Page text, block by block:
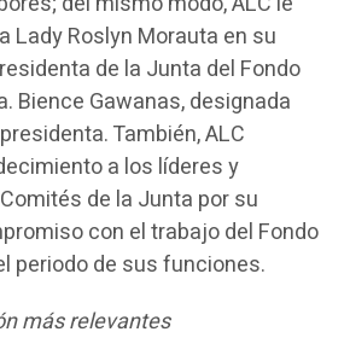
Lady Roslyn Morauta en su
de la Junta del Fondo
Bience Gawanas, designada
También, ALC
a los líderes y
de la Junta por su
con el trabajo del Fondo
periodo de sus funciones.
más relevantes